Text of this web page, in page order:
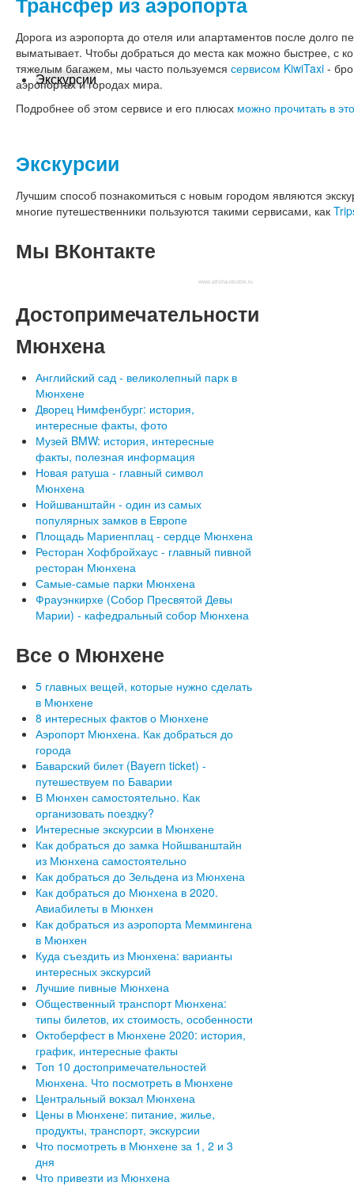
Экскурсии
Дорога из аэропорта до отеля или апартаментов после долго
выматывает. Чтобы добраться до места как можно быстрее, с
тяжелым багажем, мы часто пользуемся сервисом KiwiTaxi -
аэропортах и городах мира.
Подробнее об этом сервисе и его плюсах можно прочитать в
Экскурсии
Лучшим способ познакомиться с новым городом являются
многие путешественники пользуются такими сервисами, как
Мы ВКонтакте
www.afisha-irkutsk.ru
Достопримечательности
Мюнхена
Английский сад - великолепный парк в
Мюнхене
Дворец Нимфенбург: история,
интересные факты, фото
Музей BMW: история, интересные
факты, полезная информация
Новая ратуша - главный символ
Мюнхена
Нойшванштайн - один из самых
популярных замков в Европе
Площадь Мариенплац - сердце Мюнхена
Ресторан Хофбройхаус - главный пивной
ресторан Мюнхена
Самые-самые парки Мюнхена
Фрауэнкирхе (Собор Пресвятой Девы
Марии) - кафедральный собор Мюнхена
Все о Мюнхене
5 главных вещей, которые нужно сделать
в Мюнхене
8 интересных фактов о Мюнхене
Аэропорт Мюнхена. Как добраться до
города
Баварский билет (Bayern ticket) -
путешествуем по Баварии
В Мюнхен самостоятельно. Как
организовать поездку?
Интересные экскурсии в Мюнхене
Как добраться до замка Нойшванштайн
из Мюнхена самостоятельно
Как добраться до Зельдена из Мюнхена
Как добраться до Мюнхена в 2020.
Авиабилеты в Мюнхен
Как добраться из аэропорта Меммингена
в Мюнхен
Куда съездить из Мюнхена: варианты
интересных экскурсий
Лучшие пивные Мюнхена
Общественный транспорт Мюнхена:
типы билетов, их стоимость, особенности
Октоберфест в Мюнхене 2020: история,
график, интересные факты
Топ 10 достопримечательностей
Мюнхена. Что посмотреть в Мюнхене
Центральный вокзал Мюнхена
Цены в Мюнхене: питание, жилье,
продукты, транспорт, экскурсии
Что посмотреть в Мюнхене за 1, 2 и 3
дня
Что привезти из Мюнхена